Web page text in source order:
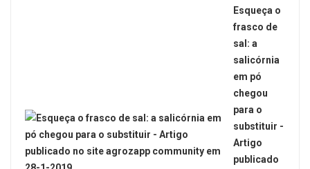
Esqueça o
frasco de
sal: a
salicórnia
em pó
chegou
para o
substituir -
Artigo
publicado